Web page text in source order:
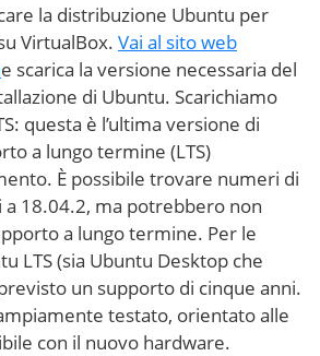
la distribuzione Ubuntu per
VirtualBox. Vai al sito web
e scarica la versione necessaria del
di Ubuntu. Scarichiamo
questa è l’ultima versione di
a lungo termine (LTS)
È possibile trovare numeri di
18.04.2, ma potrebbero non
a lungo termine. Per le
LTS (sia Ubuntu Desktop che
un supporto di cinque anni.
testato, orientato alle
con il nuovo hardware.